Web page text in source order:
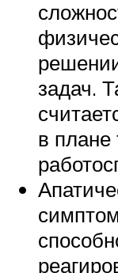
задач.
в плане